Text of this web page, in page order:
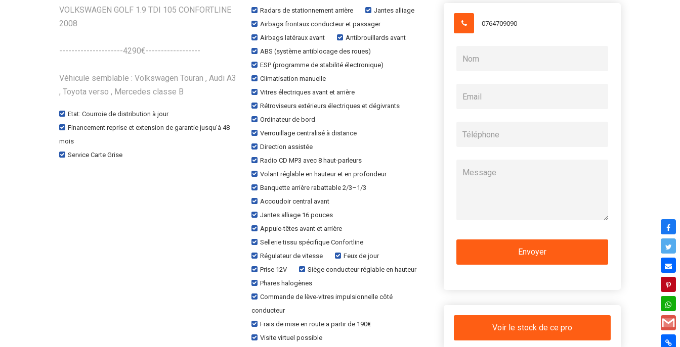
VOLKSWAGEN GOLF 1.9 TDI 105 CONFORTLINE
2008
---------------------4290€------------------
Véhicule semblable : Volkswagen Touran , Audi A3
, Toyota verso , Mercedes classe B
Etat: Courroie de distribution à jour
Financement reprise et extension de garantie jusqu'à 48
mois
Service Carte Grise
Radars de stationnement arrière
Jantes alliage
Airbags frontaux conducteur et passager
Airbags latéraux avant
Antibrouillards avant
ABS (système antiblocage des roues)
ESP (programme de stabilité électronique)
Climatisation manuelle
Vitres électriques avant et arrière
Rétroviseurs extérieurs électriques et dégivrants
Ordinateur de bord
Verrouillage centralisé à distance
Direction assistée
Radio CD MP3 avec 8 haut-parleurs
Volant réglable en hauteur et en profondeur
Banquette arrière rabattable 2/3–1/3
Accoudoir central avant
Jantes alliage 16 pouces
Appuie-têtes avant et arrière
Sellerie tissu spécifique Confortline
Régulateur de vitesse
Feux de jour
Prise 12V
Siège conducteur réglable en hauteur
Phares halogènes
Commande de lève-vitres impulsionnelle côté
conducteur
Frais de mise en route a partir de 190€
Visite virtuel possible
0764709090
Voir le stock de ce pro